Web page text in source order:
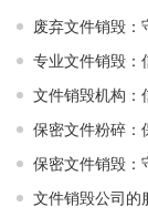
废弃文件销毁：
专业文件销毁：
文件销毁机构：
保密文件粉碎：
保密文件销毁：
文件销毁公司的